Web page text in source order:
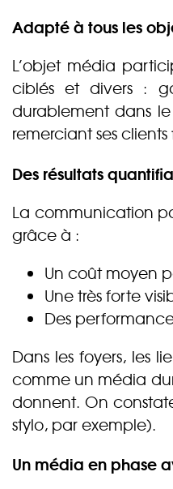
Adapté à tous les
L’objet média
ciblés et divers :
durablement dans
remerciant ses clients
Des résultats
La communication
grâce à :
Un coût moyen
Une très forte
Des
Dans les foyers, les
comme un média
donnent. On
stylo, par exemple).
Un média en phase